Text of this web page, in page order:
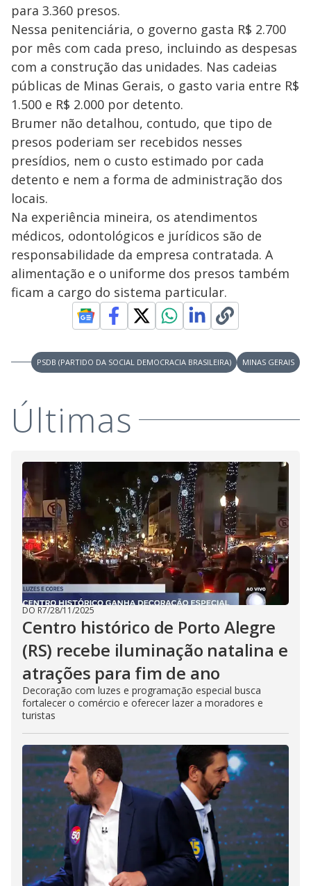
para 3.360 presos.
Nessa penitenciária, o governo gasta R$ 2.700
por mês com cada preso, incluindo as despesas
com a construção das unidades. Nas cadeias
públicas de Minas Gerais, o gasto varia entre R$
1.500 e R$ 2.000 por detento.
Brumer não detalhou, contudo, que tipo de
presos poderiam ser recebidos nesses
presídios, nem o custo estimado por cada
detento e nem a forma de administração dos
locais.
Na experiência mineira, os atendimentos
médicos, odontológicos e jurídicos são de
responsabilidade da empresa contratada. A
alimentação e o uniforme dos presos também
ficam a cargo do sistema particular.
PSDB (PARTIDO DA SOCIAL DEMOCRACIA BRASILEIRA) MINAS GERAIS
Últimas
DO R7/28/11/2025
Centro histórico de Porto Alegre
(RS) recebe iluminação natalina e
atrações para fim de ano
Decoração com luzes e programação especial busca
fortalecer o comércio e oferecer lazer a moradores e
turistas